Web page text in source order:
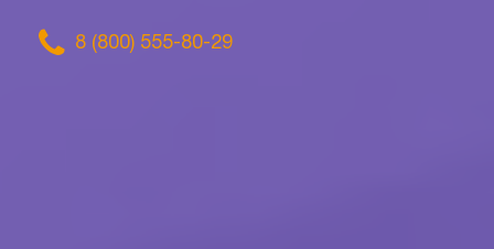
8 (800) 555-80-29